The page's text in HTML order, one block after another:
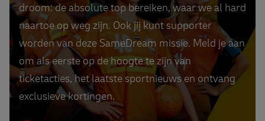
droom: de absolute top bereiken, waar we al hard
naartoe op weg zijn. Ook jij kunt supporter
worden van deze SameDream missie. Meld je aan
om als eerste op de hoogte te zijn van
ticketacties, het laatste sportnieuws en ontvang
exclusieve kortingen.